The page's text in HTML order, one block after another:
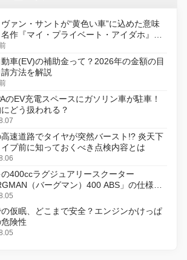
ァン・サントが“黄色い車”に込めた意味
作『マイ・プライベート・アイダホ』が
タルリマスター版で復活
車(EV)の補助金って？2026年の金額の目
方法を解説
のEV充電スペースにガソリン車が駐車！
どう扱われる？
速道路でタイヤが突然バースト!? 炎天下
ブ前に知っておくべき点検内容とは
の400ccラグジュアリースクーター
（バーグマン）400 ABS」の仕様を
8月18日に発売
仮眠、どこまで安全？エンジンかけっぱ
険性